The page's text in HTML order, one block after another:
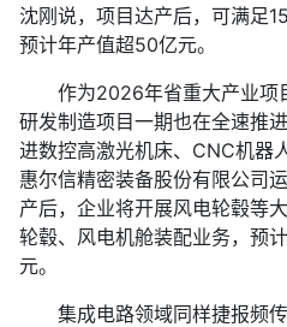
沈刚说，项目达产后，可满足
预计年产值超50亿元。
作为2026年省重大产业项
研发制造项目一期也在全速推
进数控高激光机床、CNC机器
惠尔信精密装备股份有限公司
产后，企业将开展风电轮毂等
轮毂、风电机舱装配业务，预
元。
集成电路领域同样捷报频传